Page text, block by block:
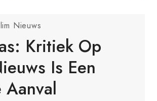
Nieuws
Kritiek Op
Is Een
Aanval